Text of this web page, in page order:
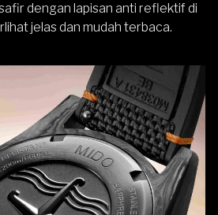
dengan lapisan anti reflektif di
jelas dan mudah terbaca.